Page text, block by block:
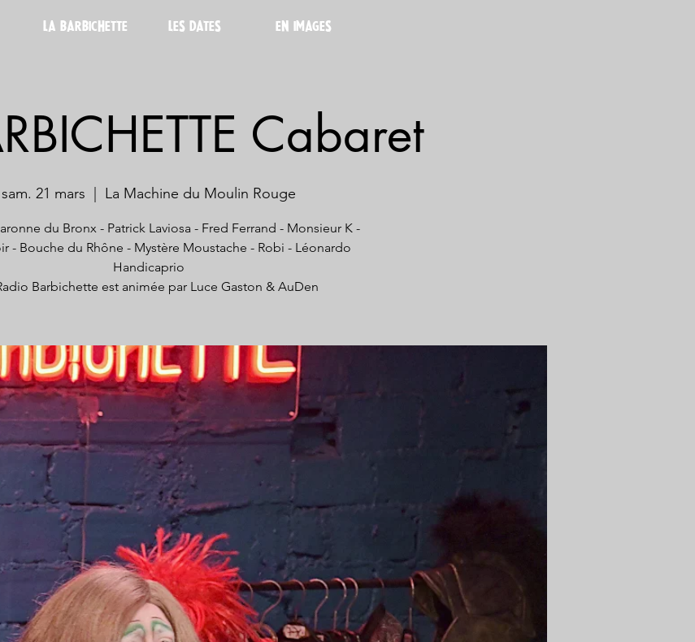
LA BARBICHETTE LES DATES EN IMAGES
Cabaret
sam. 21 mars La Machine du Moulin Rouge
du Bronx - Patrick Laviosa - Fred Ferrand - Monsieur K -
- Bouche du Rhône - Mystère Moustache - Robi - Léonardo
Handicaprio